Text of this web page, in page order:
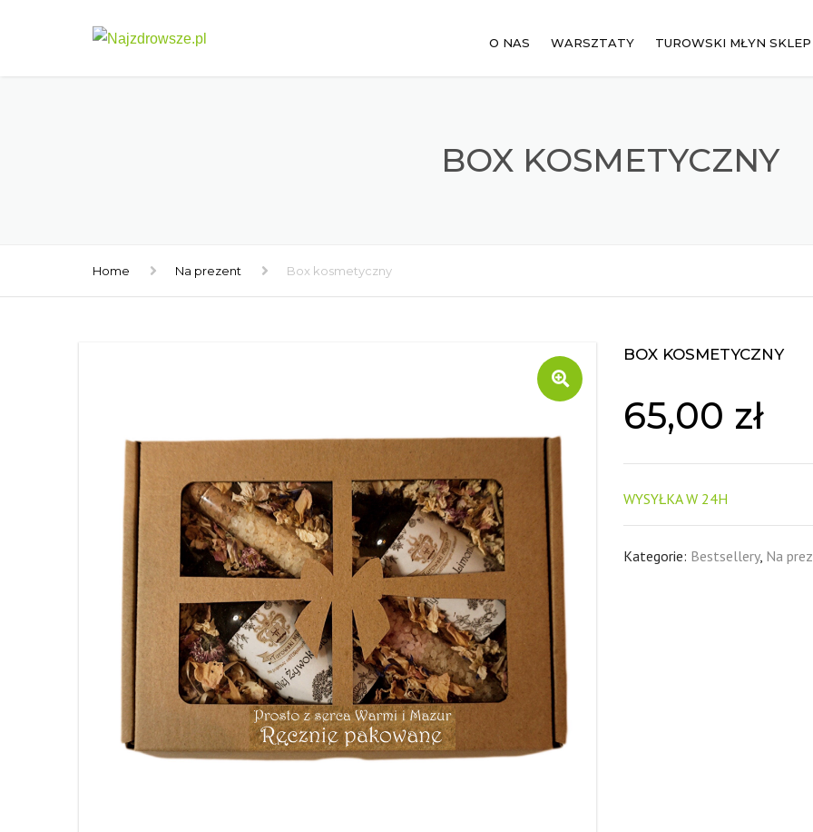
O NAS WARSZTATY TUROWSKI MŁYN SKLEP
BOX KOSMETYCZNY
Home Na prezent Box kosmetyczny
🔍
BOX KOSMETYCZNY
65,00 zł
WYSYŁKA W 24H
Kategorie: Bestsellery, Na